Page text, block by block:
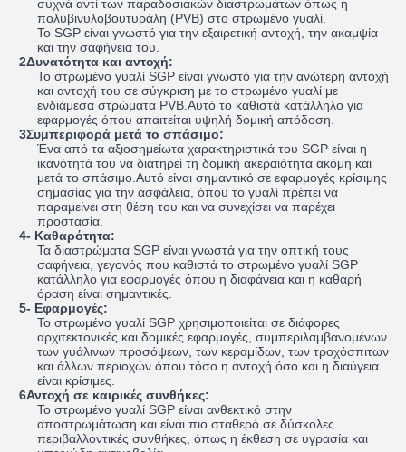
συχνά αντί των παραδοσιακών διαστρωμάτων όπως η
πολυβινυλοβουτυράλη (PVB) στο στρωμένο γυαλί.
Το SGP είναι γνωστό για την εξαιρετική αντοχή, την ακαμψία
και την σαφήνεια του.
2Δυνατότητα και αντοχή:
Το στρωμένο γυαλί SGP είναι γνωστό για την ανώτερη αντοχή
και αντοχή του σε σύγκριση με το στρωμένο γυαλί με
ενδιάμεσα στρώματα PVB.Αυτό το καθιστά κατάλληλο για
εφαρμογές όπου απαιτείται υψηλή δομική απόδοση.
3Συμπεριφορά μετά το σπάσιμο:
Ένα από τα αξιοσημείωτα χαρακτηριστικά του SGP είναι η
ικανότητά του να διατηρεί τη δομική ακεραιότητα ακόμη και
μετά το σπάσιμο.Αυτό είναι σημαντικό σε εφαρμογές κρίσιμης
σημασίας για την ασφάλεια, όπου το γυαλί πρέπει να
παραμείνει στη θέση του και να συνεχίσει να παρέχει
προστασία.
4- Καθαρότητα:
Τα διαστρώματα SGP είναι γνωστά για την οπτική τους
σαφήνεια, γεγονός που καθιστά το στρωμένο γυαλί SGP
κατάλληλο για εφαρμογές όπου η διαφάνεια και η καθαρή
όραση είναι σημαντικές.
5- Εφαρμογές:
Το στρωμένο γυαλί SGP χρησιμοποιείται σε διάφορες
αρχιτεκτονικές και δομικές εφαρμογές, συμπεριλαμβανομένων
των γυάλινων προσόψεων, των κεραμίδων, των τροχόσπιτων
και άλλων περιοχών όπου τόσο η αντοχή όσο και η διαύγεια
είναι κρίσιμες.
6Αντοχή σε καιρικές συνθήκες:
Το στρωμένο γυαλί SGP είναι ανθεκτικό στην
αποστρωμάτωση και είναι πιο σταθερό σε δύσκολες
περιβαλλοντικές συνθήκες, όπως η έκθεση σε υγρασία και